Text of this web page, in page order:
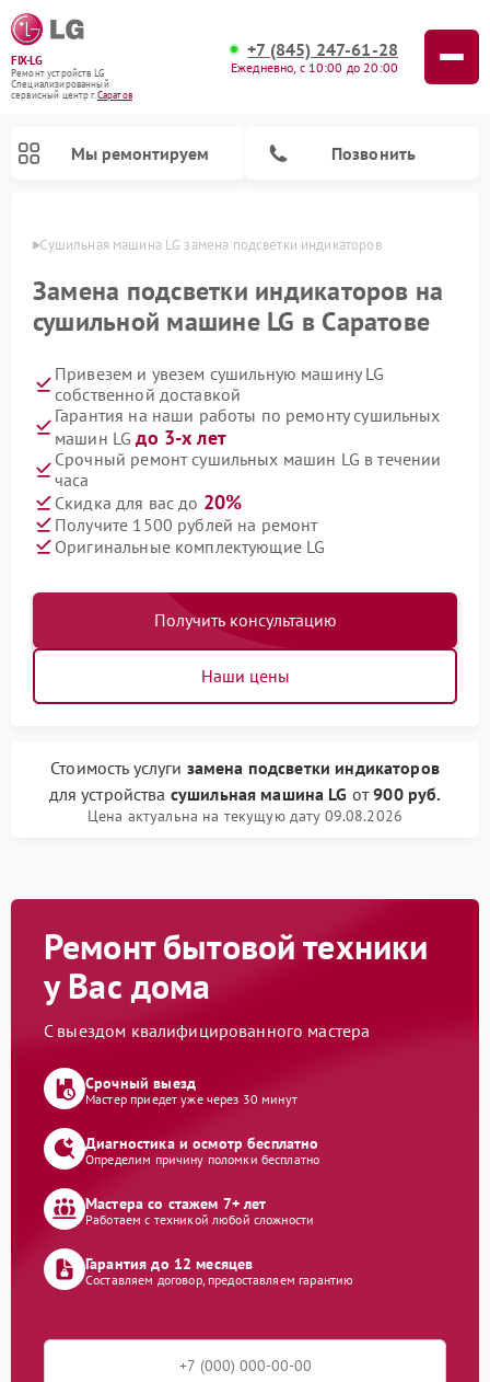
FIX-LG
Ремонт устройств LG
Специализированный
cервисный центр г.Саратов
+7 (845) 247-61-28
Ежедневно, с 10:00 до 20:00
Мы ремонтируем Позвонить
Сушильная машина LG замена подсветки индикаторов
Замена подсветки индикаторов на
сушильной машине LG в Саратове
Привезем и увезем сушильную машину LG
собственной доставкой
Гарантия на наши работы по ремонту сушильных
машин LGдо 3-х лет
Срочный ремонт сушильных машин LG в течении
часа
Скидка для вас до 20%
Получите 1500 рублей на ремонт
Оригинальные комплектующие LG
Получить консультацию
Наши цены
Стоимость услуги замена подсветки индикаторов
для устройства сушильная машина LG от900 руб.
Цена актуальна на текущую дату 09.08.2026
Ремонт бытовой техники
у Вас дома
С выездом квалифицированного мастера
Срочный выезд
Мастер приедет уже через 30 минут
Диагностика и осмотр бесплатно
Определим причину поломки бесплатно
Мастера со стажем 7+ лет
Работаем с техникой любой сложности
Гарантия до 12 месяцев
Составляем договор, предоставляем гарантию